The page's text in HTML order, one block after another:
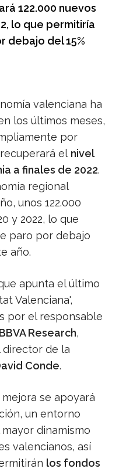
122.000 nuevos
lo que permitiría
debajo del 15%
valenciana ha
los últimos meses,
por
el nivel
a finales de 2022.
regional
unos 122.000
y 2022, lo que
paro por debajo
año.
apunta el último
Valenciana',
por el responsable
BBVA Research,
director de la
Conde.
se apoyará
un entorno
dinamismo
valencianos, así
los fondos